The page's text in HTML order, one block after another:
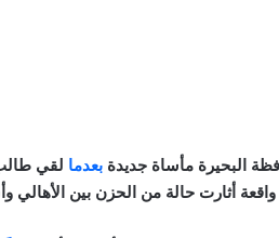
البحيرة مأساة جديدة بعدما
واقعة أثارت حالة من الحزن بين